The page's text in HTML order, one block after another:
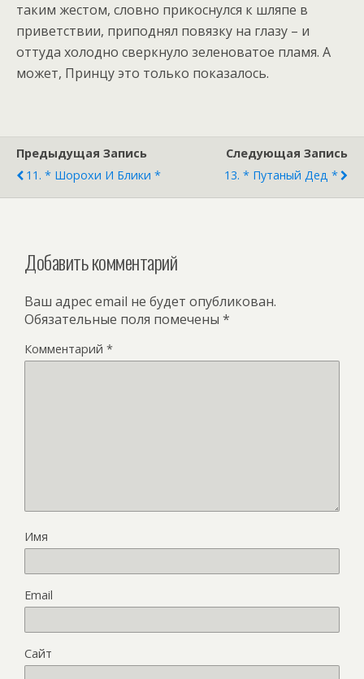
таким жестом, словно прикоснулся к шляпе в
приветствии, приподнял повязку на глазу – и
оттуда холодно сверкнуло зеленоватое пламя. А
может, Принцу это только показалось.
Предыдущая Запись
11. * Шорохи И Блики *
Следующая Запись
13. * Путаный Дед *
Добавить комментарий
Ваш адрес email не будет опубликован.
Обязательные поля помечены *
Комментарий *
Имя
Email
Сайт